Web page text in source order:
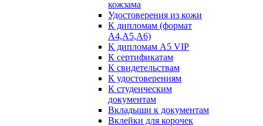
кожзама
Удостоверения из кожи
К дипломам (формат
А4,А5,А6)
К дипломам А5 VIP
К сертификатам
К свидетельствам
К удостоверениям
К студенческим
документам
Вкладыши к документам
Вклейки для корочек